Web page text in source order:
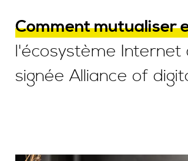
Comment mutualiser
l'écosystème Internet
signée Alliance of